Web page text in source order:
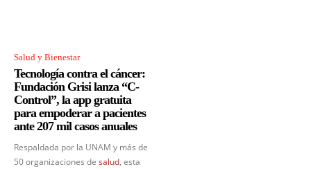
Salud y Bienestar
Tecnología contra el cáncer:
Fundación Grisi lanza “C-
Control”, la app gratuita
para empoderar a pacientes
ante 207 mil casos anuales
Respaldada por la UNAM y más de
50 organizaciones de salud, esta